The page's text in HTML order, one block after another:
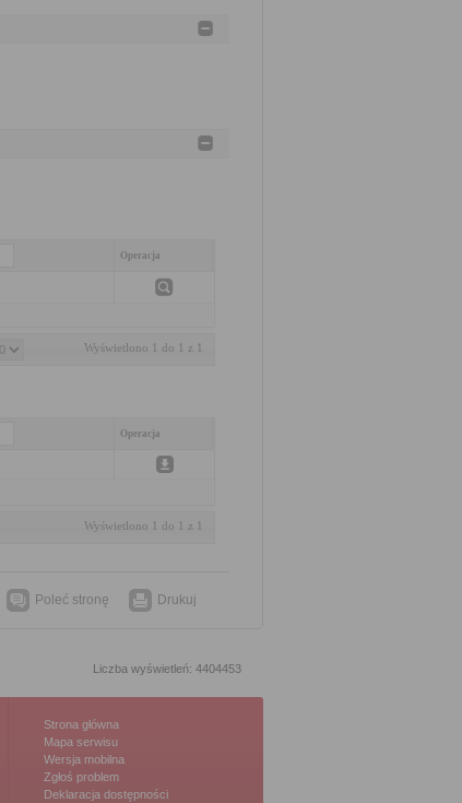
Operacja
Wyświetlono 1 do 1 z 1
Operacja
Wyświetlono 1 do 1 z 1
Poleć stronę Drukuj
Liczba wyświetleń: 4404453
Strona główna
Mapa serwisu
Wersja mobilna
Zgłoś problem
Deklaracja dostępności